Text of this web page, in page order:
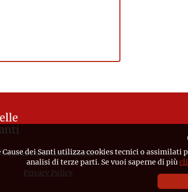
delle Cause dei Santi
Privacy Policy
dei Santi utilizza cookies tecnici o assimilati
analisi di terze parti. Se vuoi saperne di più